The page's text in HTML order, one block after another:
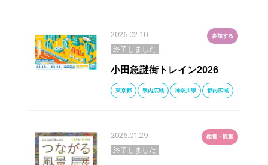
2026.02.10 参加する
終了しました
小田急謎街トレイン2026
東京都 県内広域 神奈川県 都内広域
2026.01.29 鑑賞・観賞
終了しました